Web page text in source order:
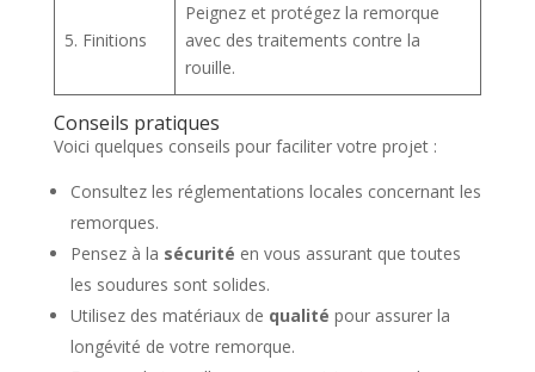
5. Finitions
Peignez et protégez la remorque
avec des traitements contre la
rouille.
Conseils pratiques
Voici quelques conseils pour faciliter votre projet :
Consultez les réglementations locales concernant les
remorques.
Pensez à la sécurité en vous assurant que toutes
les soudures sont solides.
Utilisez des matériaux de qualité pour assurer la
longévité de votre remorque.